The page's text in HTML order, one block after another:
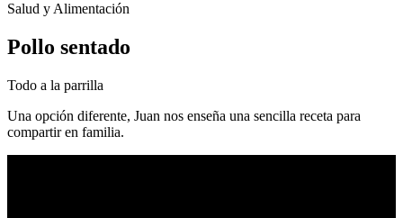
Salud y Alimentación
Pollo sentado
Todo a la parrilla
Una opción diferente, Juan nos enseña una sencilla receta para
compartir en familia.